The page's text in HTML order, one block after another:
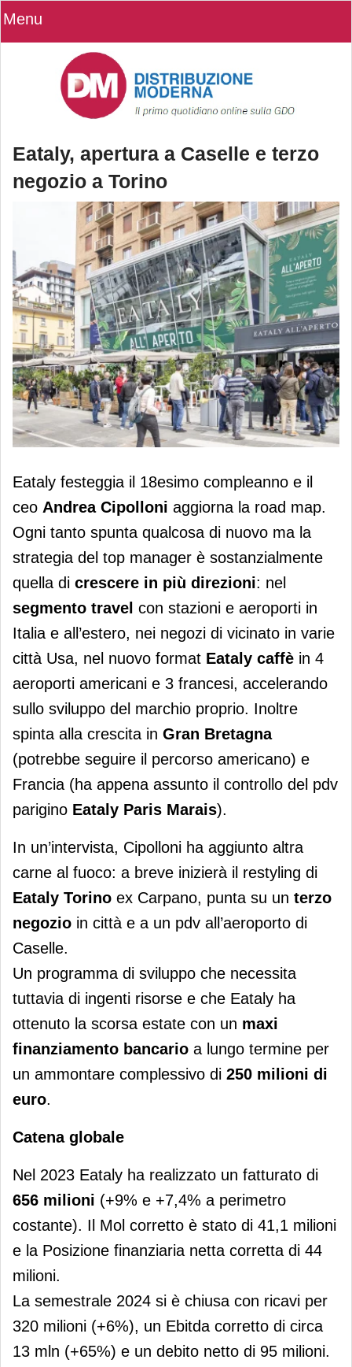
Menu
Eataly, apertura a Caselle e terzo
negozio a Torino
Eataly, apertura a Caselle e terzo
negozio a Torino
Eataly festeggia il 18esimo compleanno e il
ceo Andrea Cipolloni aggiorna la road map.
Ogni tanto spunta qualcosa di nuovo ma la
strategia del top manager è sostanzialmente
quella di crescere in più direzioni: nel
segmento travel con stazioni e aeroporti in
Italia e all’estero, nei negozi di vicinato in varie
città Usa, nel nuovo format Eataly caffè in 4
aeroporti americani e 3 francesi, accelerando
sullo sviluppo del marchio proprio. Inoltre
spinta alla crescita in Gran Bretagna
(potrebbe seguire il percorso americano) e
Francia (ha appena assunto il controllo del pdv
parigino Eataly Paris Marais).
In un’intervista, Cipolloni ha aggiunto altra
carne al fuoco: a breve inizierà il restyling di
Eataly Torino ex Carpano, punta su un terzo
negozio in città e a un pdv all’aeroporto di
Caselle.
Un programma di sviluppo che necessita
tuttavia di ingenti risorse e che Eataly ha
ottenuto la scorsa estate con un maxi
finanziamento bancario a lungo termine per
un ammontare complessivo di 250 milioni di
euro.
Catena globale
Nel 2023 Eataly ha realizzato un fatturato di
656 milioni (+9% e +7,4% a perimetro
costante). Il Mol corretto è stato di 41,1 milioni
e la Posizione finanziaria netta corretta di 44
milioni.
La semestrale 2024 si è chiusa con ricavi per
320 milioni (+6%), un Ebitda corretto di circa
13 mln (+65%) e un debito netto di 95 milioni.